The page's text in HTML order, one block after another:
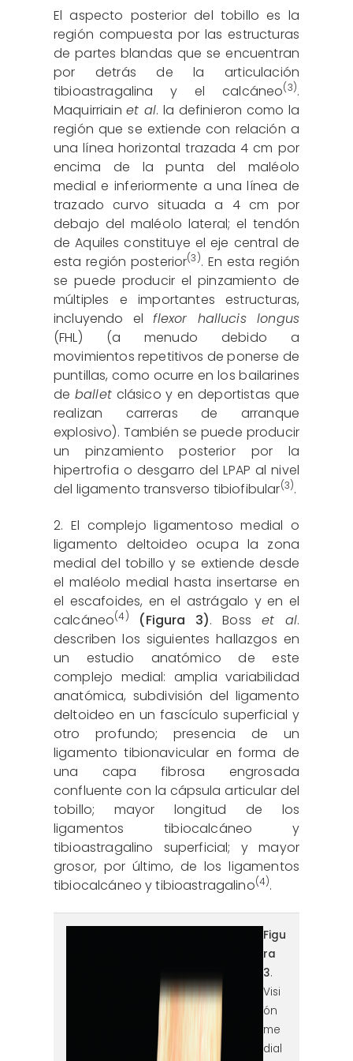
El aspecto posterior del tobillo es la
región compuesta por las estructuras
de partes blandas que se encuentran
por detrás de la articulación
tibioastragalina y el calcáneo(3).
Maquirriainet al. la definieron como la
región que se extiende con relación a
una línea horizontal trazada 4 cm por
encima de la punta del maléolo
medial e inferiormente a una línea de
trazado curvo situada a 4 cm por
debajo del maléolo lateral; el tendón
de Aquiles constituye el eje central de
esta región posterior(3). En esta región
se puede producir el pinzamiento de
múltiples e importantes estructuras,
incluyendo elflexor hallucis longus
(FHL) (a menudo debido a
movimientos repetitivos de ponerse de
puntillas, como ocurre en los bailarines
de balletclásico y en deportistas que
realizan carreras de arranque
explosivo). También se puede producir
un pinzamiento posterior por la
hipertrofia o desgarro del LPAP al nivel
del ligamento transverso tibiofibular(3).
2. El complejo ligamentoso medial o
ligamento deltoideo ocupa la zona
medial del tobillo y se extiende desde
el maléolo medial hasta insertarse en
el escafoides, en el astrágalo y en el
calcáneo(4) (Figura 3). Boss et al.
describen los siguientes hallazgos en
un estudio anatómico de este
complejo medial: amplia variabilidad
anatómica, subdivisión del ligamento
deltoideo en un fascículo superficial y
otro profundo; presencia de un
ligamento tibionavicular en forma de
una capa fibrosa engrosada
confluente con la cápsula articular del
tobillo; mayor longitud de los
ligamentos tibiocalcáneo y
tibioastragalino superficial; y mayor
grosor, por último, de los ligamentos
tibiocalcáneo y tibioastragalino(4).
Figu
ra
3.
Visi
ón
me
dial